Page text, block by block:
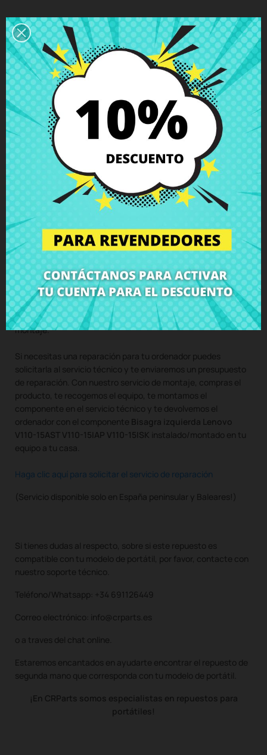
Descripción
Detalles del producto
Grados
Comentarios
Bisagra izquierda Lenovo V110-15AST
V110-15IAP V110-15ISK
con tornillos incluidos
CompraBisagra izquierda Lenovo V110-15AST V110-15IAP
V110-15ISKal mejor precio en CRParts - PRODUCTO USADO
ORIGINAL - disponible también con nuestro servicio de
montaje.
Si necesitas una reparación para tu ordenador puedes
solicitarla al servicio técnico y te enviaremos un presupuesto
de reparación. Con nuestro servicio de montaje, compras el
producto, te recogemos el equipo, te montamos el
componente en el servicio técnico y te devolvemos el
ordenador con el componente Bisagra izquierda Lenovo
V110-15AST V110-15IAP V110-15ISK instalado/montado en tu
equipo a tu casa.
Haga clic aquí para solicitar el servicio de reparación
(Servicio disponible solo en España peninsular y Baleares!)
Si tienes dudas al respecto, sobre si este repuesto es
compatible con tu modelo de portátil, por favor, contacte con
nuestro soporte técnico.
Teléfono/Whatsapp: +34 691126449
Correo electrónico: info@crparts.es
o a traves del chat online.
Estaremos encantados en ayudarte encontrar el repuesto de
segunda mano que corresponda con tu modelo de portátil.
¡En CRParts somos especialistas en repuestos para
portátiles!